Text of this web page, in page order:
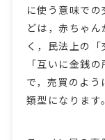
に使う意味で
どは，赤ちゃ
く，民法上の
「互いに金銭
で，売買のよ
類型になります。